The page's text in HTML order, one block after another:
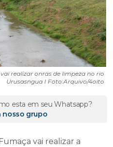
realizar onras de limpeza no rio
Urusasngua I Foto:Arquivo/4oito
esta em seu Whatsapp?
nosso grupo
vai realizar a